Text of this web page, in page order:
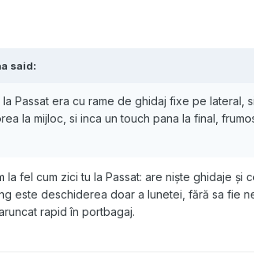
said:
Passat era cu rame de ghidaj fixe pe lateral,
la mijloc, si inca un touch pana la final,
la fel cum zici tu la Passat: are niște ghidaje și
este deschiderea doar a lunetei, fără sa fie
rapid în portbagaj.